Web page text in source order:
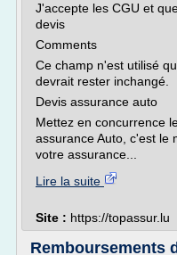
J'accepte les CGU et
devis
Comments
Ce champ n'est utilisé
devrait rester inchangé.
Devis assurance auto
Mettez en concurrence
assurance Auto, c'est le
votre assurance...
Lire la suite
Site : https://topassur.lu
Remboursements